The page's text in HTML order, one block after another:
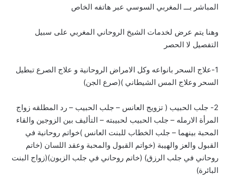
المباشر بـــ المغربي السوسي عبر هاتفه الخاص
وهنا يتم عرض لخدمات الشيخ الروحاني المغربي على سبيل
التفصيل لا الحصر
1-علاج السحر بانواعه وكل الامراض الروحانية و علاج الصرع تبطيل
السحر وعلاج المس الشيطاني )(صرع الجن)
2- جلب الحبيب ( تزويج العانس – جلب الحبيب – رد المطلقه زواج
المرأة الارمله – جلب الحبيب لحبيبته – التأليف بين الزوجين والقاء
المحبة بينهما – جلب الخطاب للبنت العانس )خواتم روحانية في
القبول والعز والهيبة (خواتم القبول والمحبة وعقد اللسان (خاتم
روحاني في جلب الرزق) (خاتم روحاني في جلب الزبون)(زواج البنت
البائرة)